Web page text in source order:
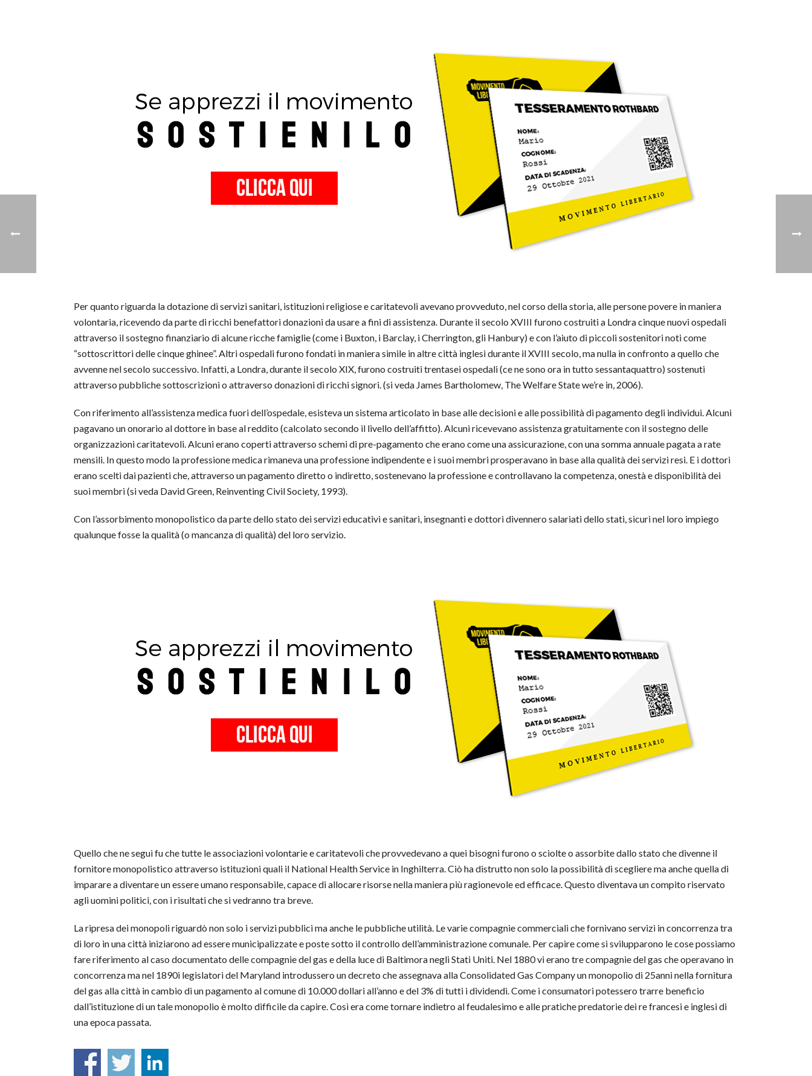
Per quanto riguarda la dotazione di servizi sanitari, istituzioni religiose e caritatevoli avevano provveduto, nel corso della storia, alle persone povere in maniera
volontaria, ricevendo da parte di ricchi benefattori donazioni da usare a fini di assistenza. Durante il secolo XVIII furono costruiti a Londra cinque nuovi ospedali
attraverso il sostegno finanziario di alcune ricche famiglie (come i Buxton, i Barclay, i Cherrington, gli Hanbury) e con l’aiuto di piccoli sostenitori noti come
“sottoscrittori delle cinque ghinee”. Altri ospedali furono fondati in maniera simile in altre città inglesi durante il XVIII secolo, ma nulla in confronto a quello che
avvenne nel secolo successivo. Infatti, a Londra, durante il secolo XIX, furono costruiti trentasei ospedali (ce ne sono ora in tutto sessantaquattro) sostenuti
attraverso pubbliche sottoscrizioni o attraverso donazioni di ricchi signori. (si veda James Bartholomew, The Welfare State we’re in, 2006).
Con riferimento all’assistenza medica fuori dell’ospedale, esisteva un sistema articolato in base alle decisioni e alle possibilità di pagamento degli individui. Alcuni
pagavano un onorario al dottore in base al reddito (calcolato secondo il livello dell’affitto). Alcuni ricevevano assistenza gratuitamente con il sostegno delle
organizzazioni caritatevoli. Alcuni erano coperti attraverso schemi di pre-pagamento che erano come una assicurazione, con una somma annuale pagata a rate
mensili. In questo modo la professione medica rimaneva una professione indipendente e i suoi membri prosperavano in base alla qualità dei servizi resi. E i dottori
erano scelti dai pazienti che, attraverso un pagamento diretto o indiretto, sostenevano la professione e controllavano la competenza, onestà e disponibilità dei
suoi membri (si veda David Green, Reinventing Civil Society, 1993).
Con l’assorbimento monopolistico da parte dello stato dei servizi educativi e sanitari, insegnanti e dottori divennero salariati dello stati, sicuri nel loro impiego
qualunque fosse la qualità (o mancanza di qualità) del loro servizio.
Quello che ne seguì fu che tutte le associazioni volontarie e caritatevoli che provvedevano a quei bisogni furono o sciolte o assorbite dallo stato che divenne il
fornitore monopolistico attraverso istituzioni quali il National Health Service in Inghilterra. Ciò ha distrutto non solo la possibilità di scegliere ma anche quella di
imparare a diventare un essere umano responsabile, capace di allocare risorse nella maniera più ragionevole ed efficace. Questo diventava un compito riservato
agli uomini politici, con i risultati che si vedranno tra breve.
La ripresa dei monopoli riguardò non solo i servizi pubblici ma anche le pubbliche utilità. Le varie compagnie commerciali che fornivano servizi in concorrenza tra
di loro in una città iniziarono ad essere municipalizzate e poste sotto il controllo dell’amministrazione comunale. Per capire come si svilupparono le cose possiamo
fare riferimento al caso documentato delle compagnie del gas e della luce di Baltimora negli Stati Uniti. Nel 1880 vi erano tre compagnie del gas che operavano in
concorrenza ma nel 1890i legislatori del Maryland introdussero un decreto che assegnava alla Consolidated Gas Company un monopolio di 25anni nella fornitura
del gas alla città in cambio di un pagamento al comune di 10.000 dollari all’anno e del 3% di tutti i dividendi. Come i consumatori potessero trarre beneficio
dall’istituzione di un tale monopolio è molto difficile da capire. Così era come tornare indietro al feudalesimo e alle pratiche predatorie dei re francesi e inglesi di
una epoca passata.